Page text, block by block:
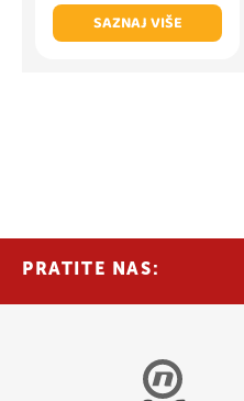
SAZNAJ VIŠE
PRATITE NAS: